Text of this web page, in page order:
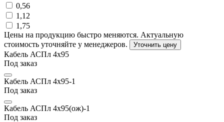
0,56
1,12
1,75
Цены на продукцию быстро меняются. Актуальную
стоимость уточняйте у менеджеров.
Уточнить цену
Кабель АСПл 4х95
Под заказ
Кабель АСПл 4х95-1
Под заказ
Кабель АСПл 4х95(ож)-1
Под заказ